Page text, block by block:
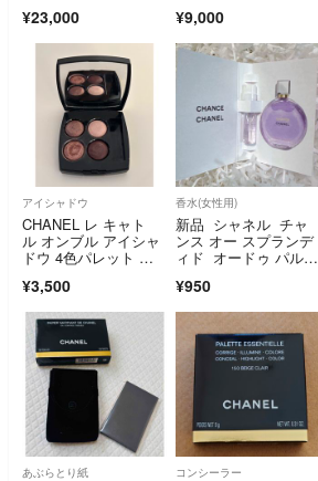
¥23,000 ¥9,000
アイシャドウ
CHANEL レ キャト
ル オンブル アイシャ
ドウ 4色パレット ブ
¥3,500
香水(女性用)
新品 シャネル チャ
ンス オー スプランデ
ィド オードゥ パルフ
¥950
あぶらとり紙 コンシーラー